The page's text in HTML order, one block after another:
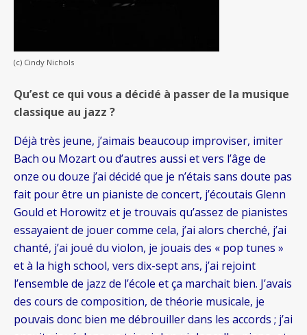
(c) Cindy Nichols
Qu’est ce qui vous a décidé à passer de la musique
classique au jazz ?
Déjà très jeune, j’aimais beaucoup improviser, imiter
Bach ou Mozart ou d’autres aussi et vers l’âge de
onze ou douze j’ai décidé que je n’étais sans doute pas
fait pour être un pianiste de concert, j’écoutais Glenn
Gould et Horowitz et je trouvais qu’assez de pianistes
essayaient de jouer comme cela, j’ai alors cherché, j’ai
chanté, j’ai joué du violon, je jouais des « pop tunes »
et à la high school, vers dix-sept ans, j’ai rejoint
l’ensemble de jazz de l’école et ça marchait bien. J’avais
des cours de composition, de théorie musicale, je
pouvais donc bien me débrouiller dans les accords ; j’ai